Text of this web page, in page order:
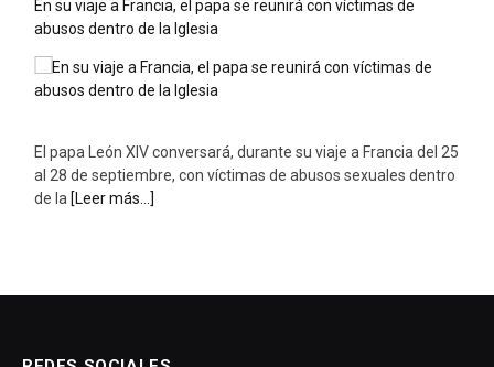
En su viaje a Francia, el papa se reunirá con víctimas de
abusos dentro de la Iglesia
El papa León XIV conversará, durante su viaje a Francia del 25
al 28 de septiembre, con víctimas de abusos sexuales dentro
de la [Leer más...]